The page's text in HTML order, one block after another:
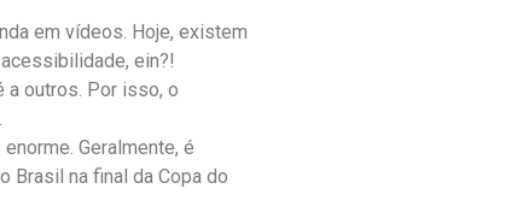
em vídeos. Hoje, existem
ein?!
a outros. Por isso, o
Geralmente, é
Brasil na final da Copa do